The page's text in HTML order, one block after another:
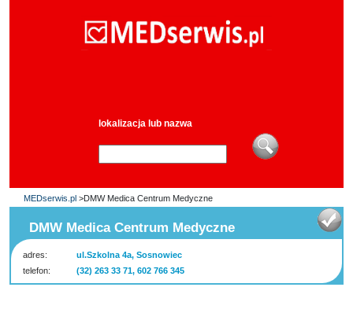
lokalizacja lub nazwa
MEDserwis.pl >DMW Medica Centrum Medyczne
DMW Medica Centrum Medyczne
adres:
ul.Szkolna 4a, Sosnowiec
telefon:
(32) 263 33 71, 602 766 345